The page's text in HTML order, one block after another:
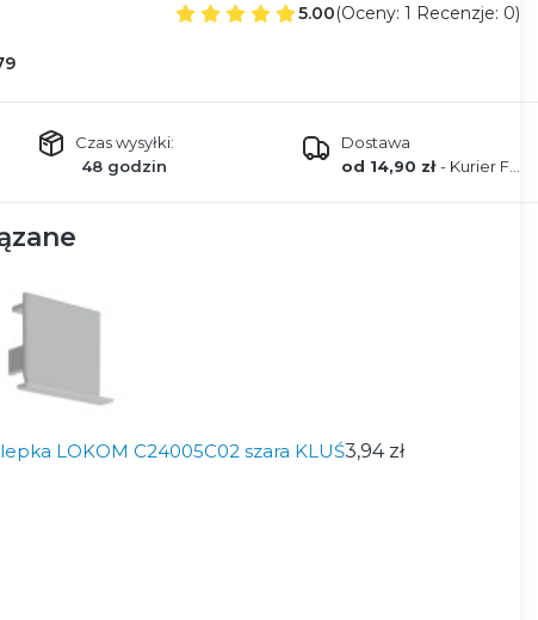
5.00(Oceny: 1 Recenzje: 0)
Czas wysyłki:
48 godzin
Dostawa
od 14,90 zł- Kurier FEDEX
LOKOM C24005C02 szara KLUŚ3,94 zł